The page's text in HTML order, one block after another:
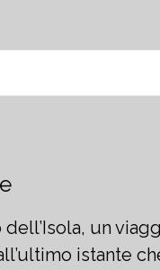
un
istante